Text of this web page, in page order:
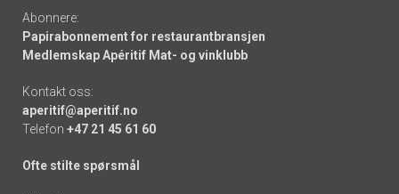
Abonnere:
Papirabonnement for restaurantbransjen
Medlemskap Apéritif Mat- og vinklubb
Kontakt oss:
aperitif@aperitif.no
Telefon +47 21 45 61 60
Ofte stilte spørsmål